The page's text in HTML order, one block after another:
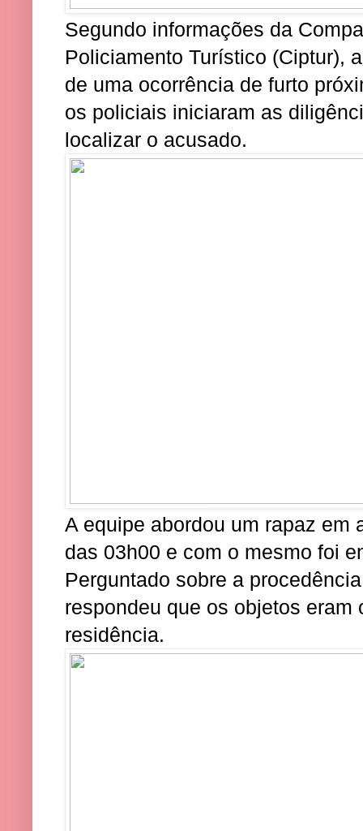
Segundo informações da
Policiamento Turístico (Ciptur),
de uma ocorrência de furto
os policiais iniciaram as
localizar o acusado.
A equipe abordou um rapaz em
das 03h00 e com o mesmo foi
Perguntado sobre a
respondeu que os objetos eram
residência.